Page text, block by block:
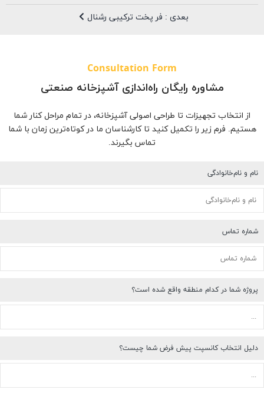
بعدی : فر پخت ترکیبی رشنال
Consultation Form
مشاوره رایگان راه‌اندازی آشپزخانه صنعتی
از انتخاب تجهیزات تا طراحی اصولی آشپزخانه، در تمام مراحل کنار شما
هستیم. فرم زیر را تکمیل کنید تا کارشناسان ما در کوتاه‌ترین زمان با شما
تماس بگیرند.
نام و نام‌خانوادگی
شماره تماس
پروژه شما در کدام منطقه واقع شده است؟
دلیل انتخاب کانسپت پیش فرض شما چیست؟